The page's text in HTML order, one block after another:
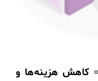
کاهش هزینه‌ها و